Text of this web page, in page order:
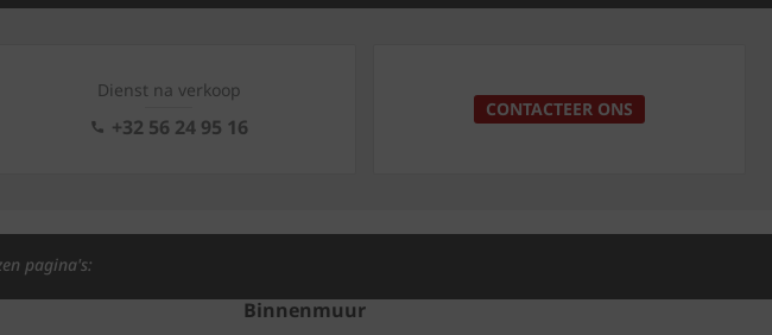
Dienst na verkoop
+32 56 24 95 16
CONTACTEER ONS
pagina's:
Binnenmuur